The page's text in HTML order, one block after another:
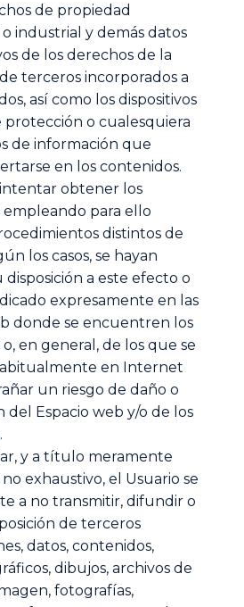
de propiedad
industrial y demás datos
de los derechos de la
terceros incorporados a
así como los dispositivos
protección o cualesquiera
de información que
en los contenidos.
obtener los
para ello
distintos de
los casos, se hayan
disposición a este efecto o
expresamente en las
donde se encuentren los
en general, de los que se
en Internet
un riesgo de daño o
del Espacio web y/o de los
y a título meramente
exhaustivo, el Usuario se
a no transmitir, difundir o
de terceros
datos, contenidos,
dibujos, archivos de
fotografías,